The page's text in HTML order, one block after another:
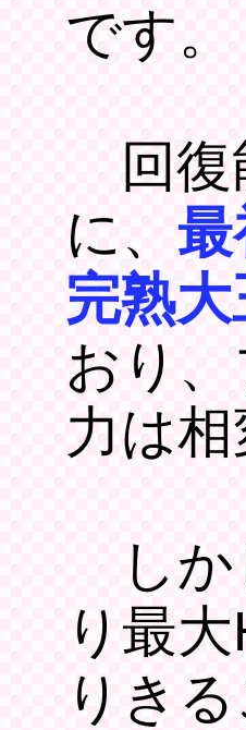
です。
回復
に、
完熟大
おり
力は
しか
り最
りき